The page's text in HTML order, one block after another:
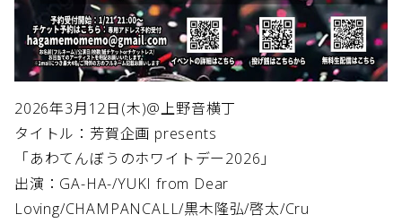
2026年3月12日(木)@上野音横丁
タイトル：芳賀企画 presents
「あわてんぼうのホワイトデー2026」
出演：GA-HA-/YUKI from Dear
Loving/CHAMPANCALL/黒木隆弘/啓太/Cru